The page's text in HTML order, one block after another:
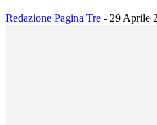
Redazione Pagina Tre - 29 Aprile